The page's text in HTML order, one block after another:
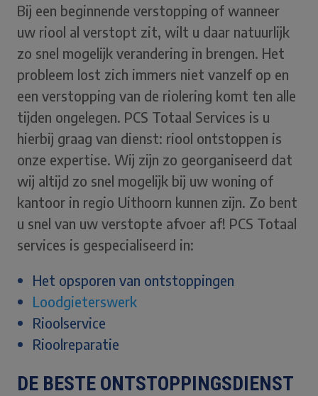
Bij een beginnende verstopping of wanneer
uw riool al verstopt zit, wilt u daar natuurlijk
zo snel mogelijk verandering in brengen. Het
probleem lost zich immers niet vanzelf op en
een verstopping van de riolering komt ten alle
tijden ongelegen. PCS Totaal Services is u
hierbij graag van dienst: riool ontstoppen is
onze expertise. Wij zijn zo georganiseerd dat
wij altijd zo snel mogelijk bij uw woning of
kantoor in regio Uithoorn kunnen zijn. Zo bent
u snel van uw verstopte afvoer af! PCS Totaal
services is gespecialiseerd in:
Het opsporen van ontstoppingen
Loodgieterswerk
Rioolservice
Rioolreparatie
DE BESTE ONTSTOPPINGSDIENST